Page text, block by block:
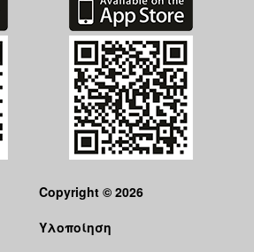
Copyright © 2026
Υλοποίηση